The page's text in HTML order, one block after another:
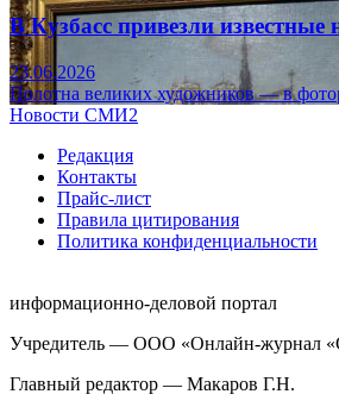
В Кузбасс привезли
23.06.2026
Полотна великих художников — в
Новости СМИ2
Редакция
Контакты
Прайс-лист
Правила цитирования
Политика конфиденциальности
информационно-деловой портал
Учредитель — ООО «Онлайн-журнал
Главный редактор — Макаров Г.Н.